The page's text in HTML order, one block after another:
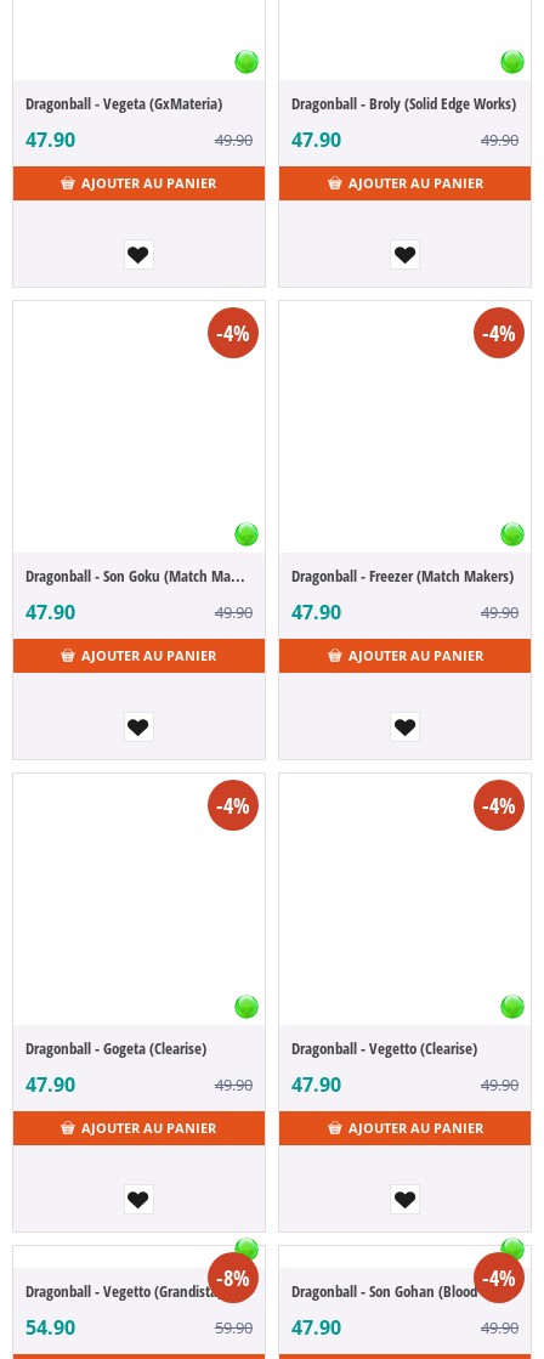
Dragonball - Vegeta (GxMateria)
47.90 49.90
AJOUTER AU PANIER
Dragonball - Broly (Solid Edge Works)
47.90 49.90
AJOUTER AU PANIER
-4%
Dragonball - Son Goku (Match Makers)
47.90 49.90
AJOUTER AU PANIER
-4%
Dragonball - Freezer (Match Makers)
47.90 49.90
AJOUTER AU PANIER
-4%
Dragonball - Gogeta (Clearise)
47.90 49.90
AJOUTER AU PANIER
-4%
Dragonball - Vegetto (Clearise)
47.90 49.90
AJOUTER AU PANIER
-8%
Dragonball - Vegetto (Grandista)
54.90 59.90
-4%
Dragonball - Son Gohan (Blood of Saiyan)
47.90 49.90